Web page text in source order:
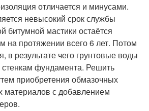
отличается и минусами.
невысокий срок службы
битумной мастики остаётся
на протяжении всего 6 лет. Потом
в результате чего грунтовые воды
фундамента. Решить
приобретения обмазочных
материалов с добавлением